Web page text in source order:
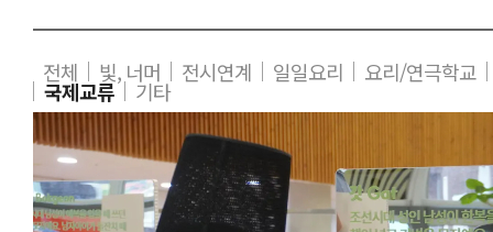
전체 빛, 너머 전시연계 일일요리 요리/연극학교
국제교류 기타